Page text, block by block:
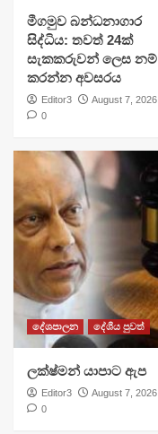
මීගමුව බන්ධනාගාර
සිද්ධිය: තවත් 24ක්
සැකකරුවන් ලෙස නම්
කරන්න අවසරය
Editor3
August 7, 2026
0
දේශපාලන දේශීය පුවත්
ලක්ෂ්මන් යාපාට ඇප
Editor3
August 7, 2026
0